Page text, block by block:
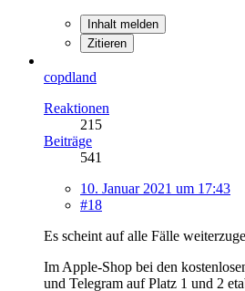
Inhalt melden
Zitieren
copdland
Reaktionen
215
Beiträge
541
10. Januar 2021 um 17:43
#18
Es scheint auf alle Fälle
Im Apple-Shop bei den
und Telegram auf Platz 1 und 2